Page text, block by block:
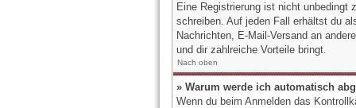
Eine Registrierung ist nicht unbedingt
schreiben. Auf jeden Fall erhältst du
Nachrichten, E-Mail-Versand an
und dir zahlreiche Vorteile bringt.
Nach oben
» Warum werde ich automatisch
Wenn du beim Anmelden das